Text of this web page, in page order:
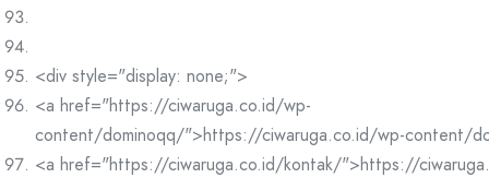
<div style="display: none;">
<a href="https://ciwaruga.co.id/wp-
content/dominoqq/">https://ciwaruga.co.id/wp-content/
<a href="https://ciwaruga.co.id/kontak/">https://